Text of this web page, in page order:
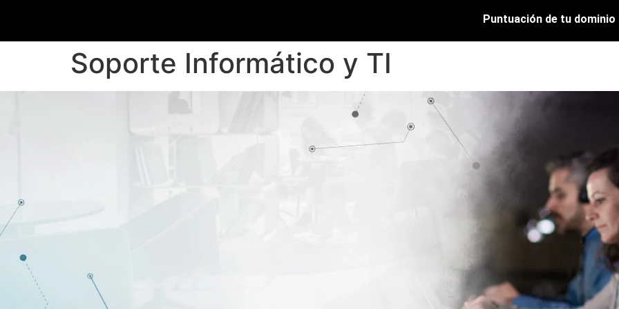
Puntuación de tu dominio
Soporte Informático y TI